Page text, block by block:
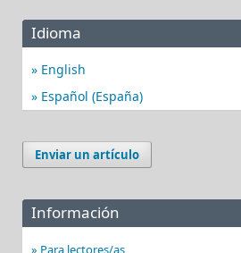
Idioma
English
Español (España)
Enviar un artículo
Información
Para lectores/as